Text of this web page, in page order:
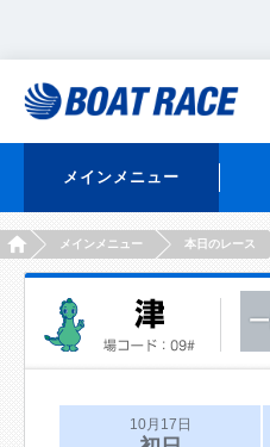
メインメニュー
HOMEメインメニュー 本日のレース
10月17日